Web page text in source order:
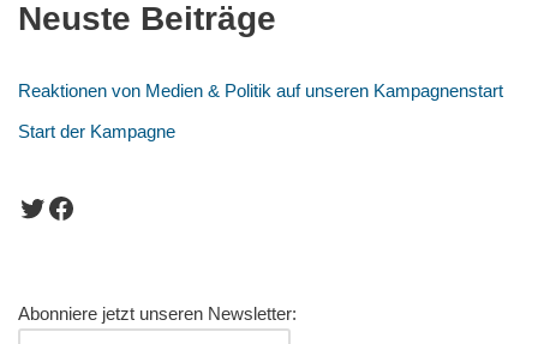
Neuste Beiträge
Reaktionen von Medien & Politik auf unseren Kampagnenstart
Start der Kampagne
Abonniere jetzt unseren Newsletter: